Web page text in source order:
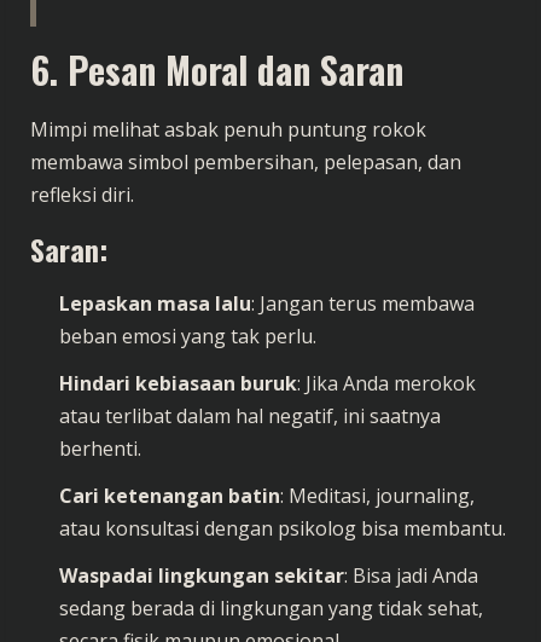
6. Pesan Moral dan Saran
Mimpi melihat asbak penuh puntung rokok
membawa simbol pembersihan, pelepasan, dan
refleksi diri.
Saran:
Lepaskan masa lalu: Jangan terus membawa
beban emosi yang tak perlu.
Hindari kebiasaan buruk: Jika Anda merokok
atau terlibat dalam hal negatif, ini saatnya
berhenti.
Cari ketenangan batin: Meditasi, journaling,
atau konsultasi dengan psikolog bisa membantu.
Waspadai lingkungan sekitar: Bisa jadi Anda
sedang berada di lingkungan yang tidak sehat,